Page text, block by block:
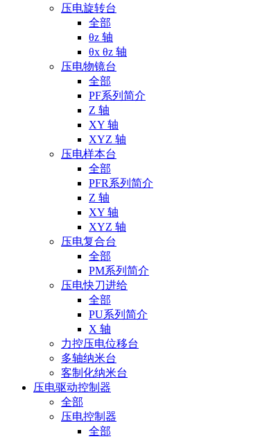
压电旋转台
全部
θz 轴
θx θz 轴
压电物镜台
全部
PF系列简介
Z 轴
XY 轴
XYZ 轴
压电样本台
全部
PFR系列简介
Z 轴
XY 轴
XYZ 轴
压电复合台
全部
PM系列简介
压电快刀进给
全部
PU系列简介
X 轴
力控压电位移台
多轴纳米台
客制化纳米台
压电驱动控制器
全部
压电控制器
全部